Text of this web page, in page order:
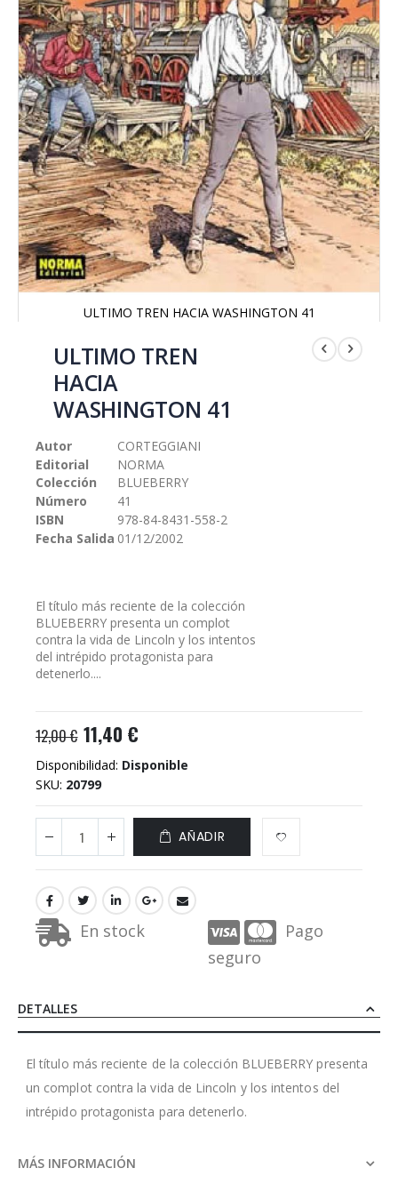
ULTIMO TREN HACIA WASHINGTON 41
comienzo
galería
imágenes
ULTIMO TREN
HACIA
WASHINGTON 41
Autor
CORTEGGIANI
Editorial
NORMA
Colección
BLUEBERRY
Número
41
ISBN
978-84-8431-558-2
Fecha Salida 01/12/2002
El título más reciente de la colección
BLUEBERRY presenta un complot
contra la vida de Lincoln y los intentos
del intrépido protagonista para
detenerlo....
12,00 € 11,40 €
Disponibilidad: Disponible
SKU 20799
AÑADIR
En stock
Pago
seguro
DETALLES
El título más reciente de la colección BLUEBERRY presenta
un complot contra la vida de Lincoln y los intentos del
intrépido protagonista para detenerlo.
MÁS INFORMACIÓN